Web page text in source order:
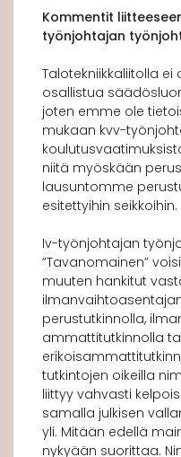
Kommentit
työnjohtajan
Talotekniikkaliitolla
osallistua
joten emme ole
mukaan kvv-
niitä myöskään
lausuntomme
esitettyihin seikkoihin.
Iv-työnjohtajan
”Tavanomainen”
muuten hankitut
perustutkinnolla,
ammattitutkinnolla
tutkintojen oikeilla
liittyy vahvasti
samalla julkisen
yli. Mitään edellä
nykyään suorittaa.